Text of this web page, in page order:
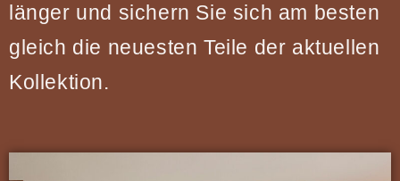
länger und sichern Sie sich am besten
gleich die neuesten Teile der aktuellen
Kollektion.